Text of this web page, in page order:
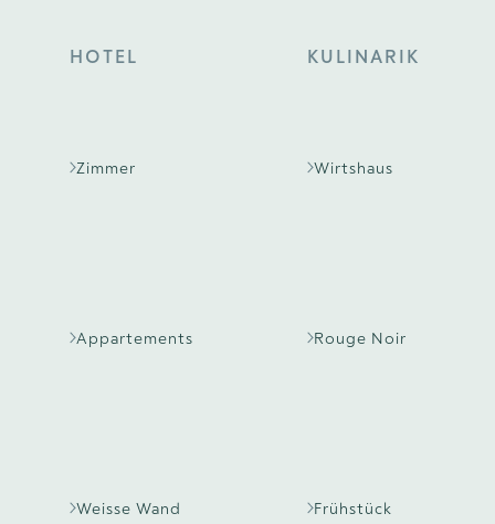
HOTEL
Zimmer
Appartements
Weisse Wand
KULINARIK
Wirtshaus
Rouge Noir
Frühstück